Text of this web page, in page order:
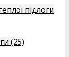
підлоги
(25)